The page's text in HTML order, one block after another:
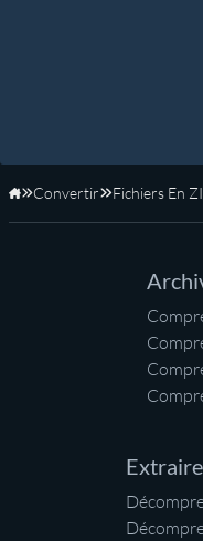
Accueil
Convertir Fichiers En
Extraire